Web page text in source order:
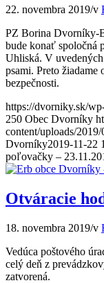
22. novembra 2019/v
PZ Borina Dvorníky-
bude konať spoločná
Uhliská. V
psami. Preto
bezpečnosti.
https://dvorniky.sk/
250 Obec Dvorníky
content/uploads/
Dvorníky2019-11-22
poľovačky –
Otváracie
18. novembra 2019/v
Vedúca poštového
celý deň z
zatvorená.